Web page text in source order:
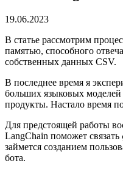
19.06.2023
В статье рассмотрим
памятью, способного
собственных данных CSV.
В последнее время я
больших языковых
продукты. Настало время
Для предстоящей работы
LangChain поможет связать
займется созданием
бота.